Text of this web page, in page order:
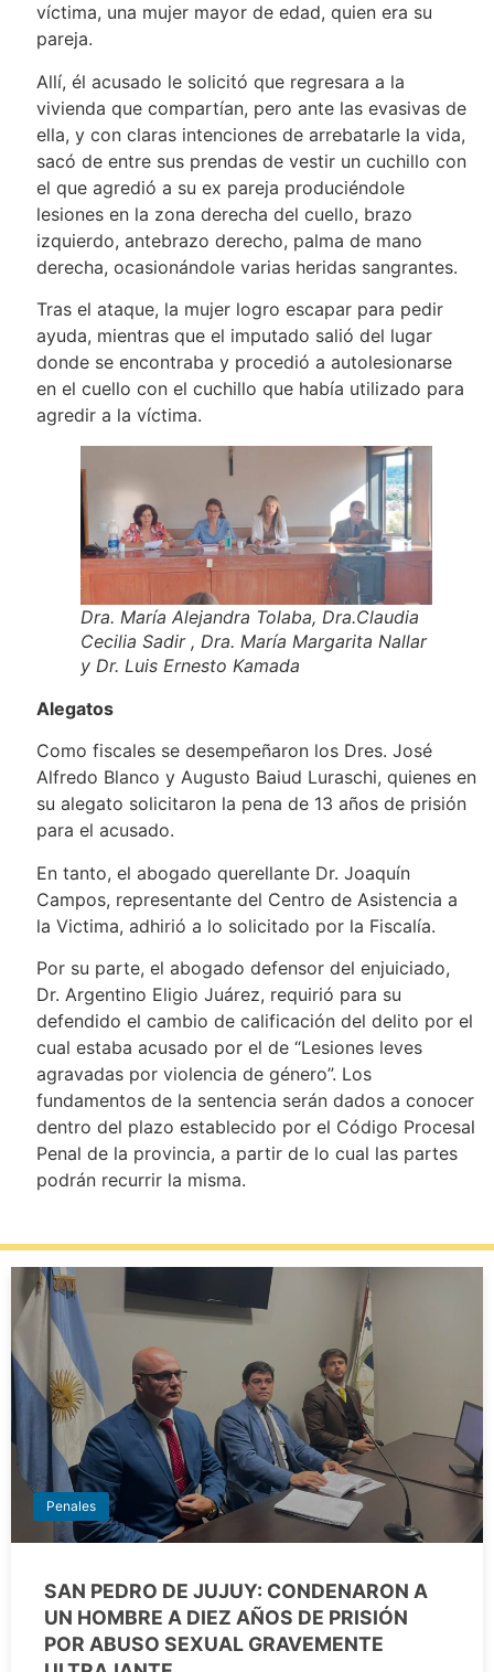
víctima, una mujer mayor de edad, quien era su
pareja.
Allí, él acusado le solicitó que regresara a la
vivienda que compartían, pero ante las evasivas de
ella, y con claras intenciones de arrebatarle la vida,
sacó de entre sus prendas de vestir un cuchillo con
el que agredió a su ex pareja produciéndole
lesiones en la zona derecha del cuello, brazo
izquierdo, antebrazo derecho, palma de mano
derecha, ocasionándole varias heridas sangrantes.
Tras el ataque, la mujer logro escapar para pedir
ayuda, mientras que el imputado salió del lugar
donde se encontraba y procedió a autolesionarse
en el cuello con el cuchillo que había utilizado para
agredir a la víctima.
Dra. María Alejandra Tolaba, Dra.Claudia
Cecilia Sadir , Dra. María Margarita Nallar
y Dr. Luis Ernesto Kamada
Alegatos
Como fiscales se desempeñaron los Dres. José
Alfredo Blanco y Augusto Baiud Luraschi, quienes en
su alegato solicitaron la pena de 13 años de prisión
para el acusado.
En tanto, el abogado querellante Dr. Joaquín
Campos, representante del Centro de Asistencia a
la Victima, adhirió a lo solicitado por la Fiscalía.
Por su parte, el abogado defensor del enjuiciado,
Dr. Argentino Eligio Juárez, requirió para su
defendido el cambio de calificación del delito por el
cual estaba acusado por el de “Lesiones leves
agravadas por violencia de género”. Los
fundamentos de la sentencia serán dados a conocer
dentro del plazo establecido por el Código Procesal
Penal de la provincia, a partir de lo cual las partes
podrán recurrir la misma.
Penales
SAN PEDRO DE JUJUY: CONDENARON A
UN HOMBRE A DIEZ AÑOS DE PRISIÓN
POR ABUSO SEXUAL GRAVEMENTE